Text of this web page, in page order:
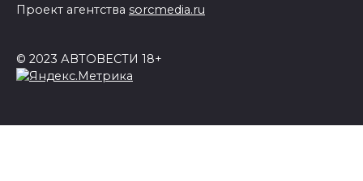
Проект агентства sorcmedia.ru
© 2023 АВТОВЕСТИ 18+